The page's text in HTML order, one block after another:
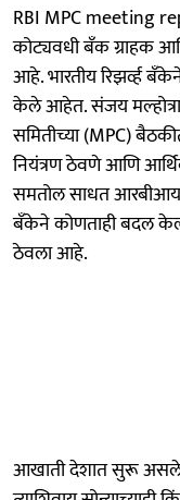
RBI MPC meeting
कोट्यवधी बँक ग्राहक
आहे. भारतीय रिझर्व्ह
केले आहेत. संजय
समितीच्या (MPC)
नियंत्रण ठेवणे आणि
समतोल साधत
बँकेने कोणताही बदल
ठेवला आहे.
आखाती देशात सुरू